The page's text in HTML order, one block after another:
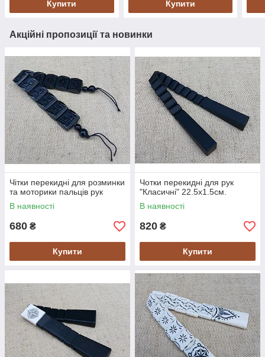
Купити Купити
Акційні пропозиції та новинки
Чітки перекидні для розминки
та моторики пальців рук
В наявності
680 ₴
Купити
Чотки перекидні для рук
"Класичні" 22.5х1.5см.
В наявності
820 ₴
Купити